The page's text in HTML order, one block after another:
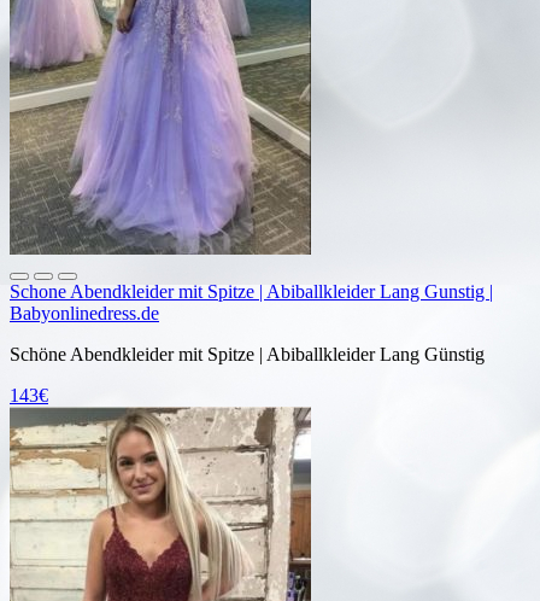
Schone Abendkleider mit Spitze | Abiballkleider Lang Gunstig |
Babyonlinedress.de
Schöne Abendkleider mit Spitze | Abiballkleider Lang Günstig
143€